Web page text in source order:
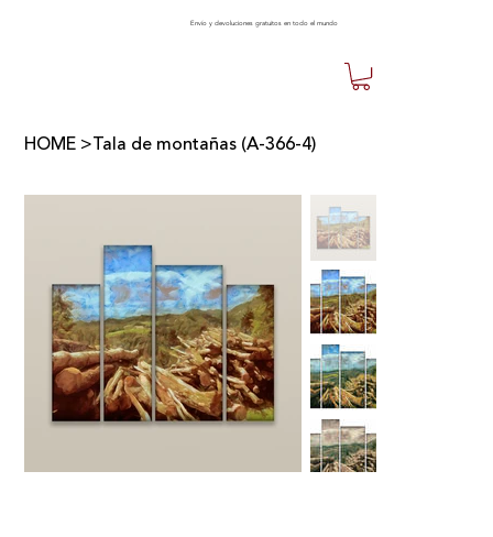
Envío y devoluciones gratuitos en todo el mundo
HOME >Tala de montañas (A-366-4)